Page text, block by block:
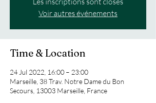
Voir autres événements
Time & Location
24 Jul 2022, 16:00 – 23:00
Marseille, 38 Trav. Notre Dame du Bon
Secours, 13003 Marseille, France